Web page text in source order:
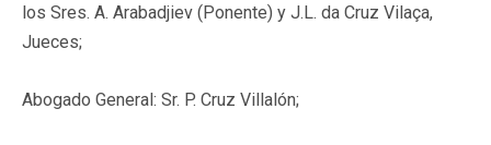
los Sres. A. Arabadjiev (Ponente) y J.L. da Cruz Vilaça,
Jueces;
Abogado General: Sr. P. Cruz Villalón;